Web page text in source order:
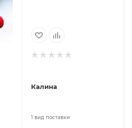
Калина
1 вид поставки